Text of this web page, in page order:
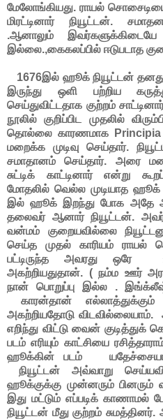
மேலோங்கியது. ராயல்
மிரட்டினார் நியூட்டன்.
.ஆனாலும்
இல்லை.,கைகலப்பில் ஈடுபடாத
1676இல் ஹூக் நியூட்டன்
இருந்து ஒளி பற்றிய
செய்துவிட்டதாக குற்றம்
நூலில் குறிப்பிட முதலில்
தொல்லை காரணமாக Principia
மறைக்க முடிவு செய்தார்.
சமாதானம் செய்தார். அரை
சுட்டிக் காட்டினார் என்று
மோதலில் வெல்ல முடியாத
இல் ஹூக் இறந்து போக அதே
தலைவர் ஆனார் நியூட்டன்.
வன்மம் குறையவில்லை
செய்த முதல் காரியம் ராயல்
பட்டிருந்த அவரது ஒரே
அகற்றியதுதான். ( நம்ம ஊர்
நான் பொறுப்பு இல்ல .
காரன்தான் எல்லாத்துக்கும்
அகற்றியதோடு விடவில்லையாம்.
எறிந்து விட்டு வைன்
படம் எரியும் காட்சியை
ஹூக்கின் படம்
நியூட்டன் அவ்வாறு
ஹூக்குக்கு முன்னரும்
இது மட்டும் எப்படிக் காணாமல்
நியூட்டன் மீது குற்றம்